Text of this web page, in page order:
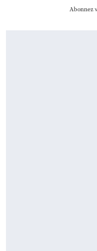
Abonnez